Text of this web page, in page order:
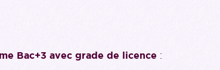
Bac+3 avec grade de licence :